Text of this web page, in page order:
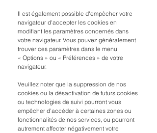
Il est également possible d'empêcher votre
navigateur d'accepter les cookies en
modifiant les paramètres concernés dans
votre navigateur. Vous pouvez généralement
trouver ces paramètres dans le menu
« Options » ou « Préférences » de votre
navigateur.
Veuillez noter que la suppression de nos
cookies ou la désactivation de futurs cookies
ou technologies de suivi pourront vous
empêcher d'accéder à certaines zones ou
fonctionnalités de nos services, ou pourront
autrement affecter négativement votre